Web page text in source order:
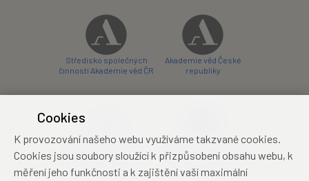
Středisko společných
činností Akademie věd ČR
Akademie věd České
republiky
konferenční centrum
Zámecký hotel Třešť
konferenční centrum
Cookies
K provozování našeho webu využíváme takzvané cookies.
Cookies jsou soubory sloužící k přizpůsobení obsahu webu, k
měření jeho funkčnosti a k zajištění vaší maximální